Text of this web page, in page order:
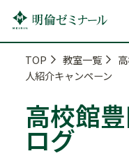
TOP 教室一覧
人紹介キャンペーン
高校館
ログ